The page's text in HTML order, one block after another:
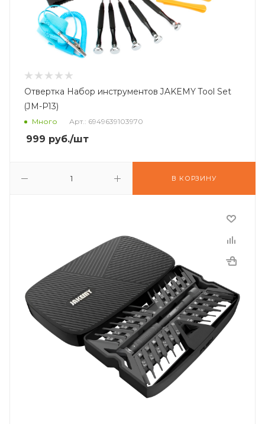
Отвертка Набор инструментов JAKEMY Tool Set
(JM-P13)
Много Арт.: 6949639103970
999 руб./шт
В КОРЗИНУ